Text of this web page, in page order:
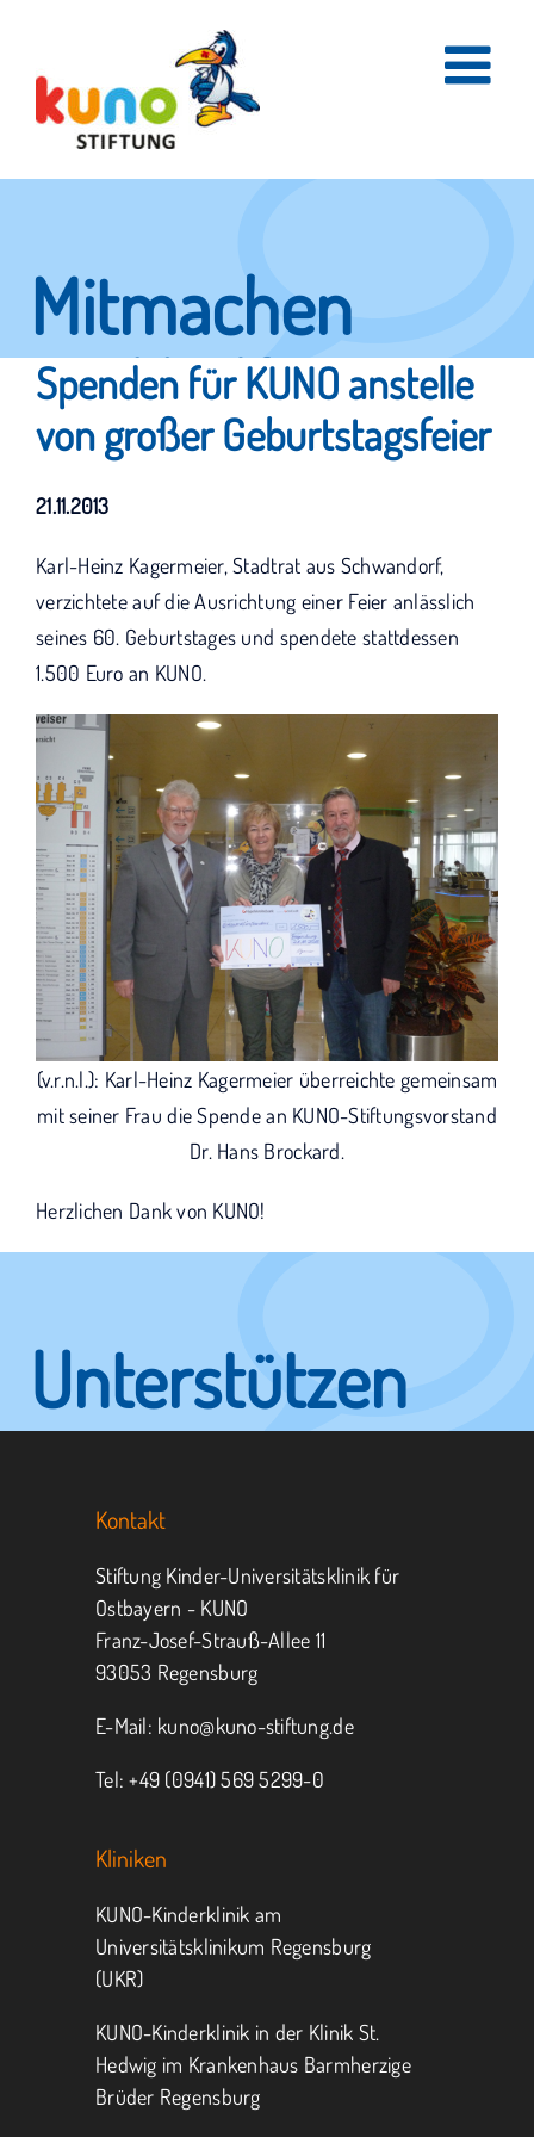
content
Mitmachen
und helfen.
Hier erfahren Sie, wie fleißige Helfer
Spenden für KUNO anstelle
von großer Geburtstagsfeier
21.11.2013
Karl-Heinz Kagermeier, Stadtrat aus Schwandorf,
verzichtete auf die Ausrichtung einer Feier anlässlich
seines 60. Geburtstages und spendete stattdessen
1.500 Euro an KUNO.
(v.r.n.l.): Karl-Heinz Kagermeier überreichte gemeinsam
mit seiner Frau die Spende an KUNO-Stiftungsvorstand
Dr. Hans Brockard.
Herzlichen Dank von KUNO!
Unterstützen
Sie KUNO.
Jeder kann helfen.
MITMACHEN SPENDEN
Kontakt
Stiftung Kinder-Universitätsklinik für
Ostbayern - KUNO
Franz-Josef-Strauß-Allee 11
93053 Regensburg
E-Mail: kuno@kuno-stiftung.de
Tel: +49 (0941) 569 5299-0
Kliniken
KUNO-Kinderklinik am
Universitätsklinikum Regensburg
(UKR)
KUNO-Kinderklinik in der Klinik St.
Hedwig im Krankenhaus Barmherzige
Brüder Regensburg